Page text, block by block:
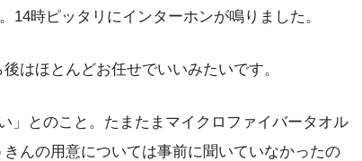
14時ピッタリにインターホンが鳴りました。
はほとんどお任せでいいみたいです。
」とのこと。たまたまマイクロファイバータオル
んの用意については事前に聞いていなかったの